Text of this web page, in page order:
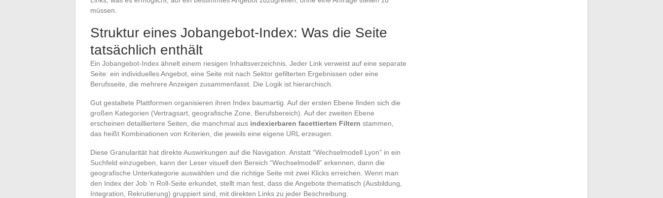
müssen.
Struktur eines Jobangebot-Index: Was die Seite
tatsächlich enthält
Ein Jobangebot-Index ähnelt einem riesigen Inhaltsverzeichnis. Jeder Link verweist auf eine separate
Seite: ein individuelles Angebot, eine Seite mit nach Sektor gefilterten Ergebnissen oder eine
Berufsseite, die mehrere Anzeigen zusammenfasst. Die Logik ist hierarchisch.
Gut gestaltete Plattformen organisieren ihren Index baumartig. Auf der ersten Ebene finden sich die
großen Kategorien (Vertragsart, geografische Zone, Berufsbereich). Auf der zweiten Ebene
erscheinen detailliertere Seiten, die manchmal aus indexierbaren facettierten Filtern stammen,
das heißt Kombinationen von Kriterien, die jeweils eine eigene URL erzeugen.
Diese Granularität hat direkte Auswirkungen auf die Navigation. Anstatt “Wechselmodell Lyon” in ein
Suchfeld einzugeben, kann der Leser visuell den Bereich “Wechselmodell” erkennen, dann die
geografische Unterkategorie auswählen und die richtige Seite mit zwei Klicks erreichen. Wenn man
den Index der Job ‘n Roll-Seite erkundet, stellt man fest, dass die Angebote thematisch (Ausbildung,
Integration, Rekrutierung) gruppiert sind, mit direkten Links zu jeder Beschreibung.